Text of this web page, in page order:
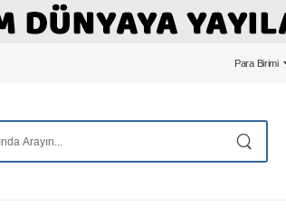
Para Birimi